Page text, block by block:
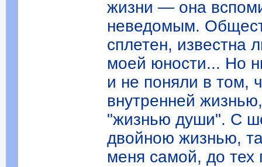
жизни — она
неведомым.
сплетен, известна
моей юности... Но
и не поняли в том,
внутренней
"жизнью души". С
двойною жизнью,
меня самой, до тех